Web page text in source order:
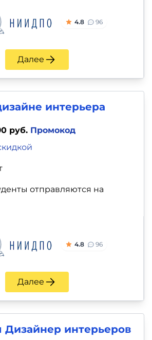
4.8 96
Далее
интерьера
руб. Промокод
отправляются на
4.8 96
Далее
Дизайнер интерьеров